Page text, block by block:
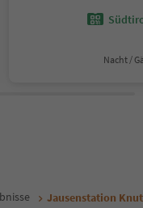
Nacht /
Jausenstation